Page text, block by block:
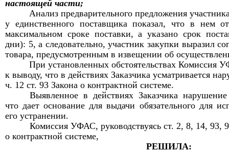
настоящей части;
Анализпредварительного предложения участник
у единственного поставщикапоказал, что в нем
максимальном сроке поставки, а указано срок
дни): 5, а следовательно, участник закупки выразил
товара, предусмотренным в извещении об
При установленных обстоятельствах Комиссия
к выводу, что в действиях Заказчика усматривается
ч. 12 ст. 93 Закона о контрактной системе.
Выявленное в действиях Заказчика
что дает основание для выдачи обязательного для
его устранении.
Комиссия УФАС, руководствуясь ст. 2, 8, 14, 93,
о контрактной системе,
РЕШИЛА: